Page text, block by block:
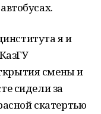
я и
смены и
сидели за
скатертью